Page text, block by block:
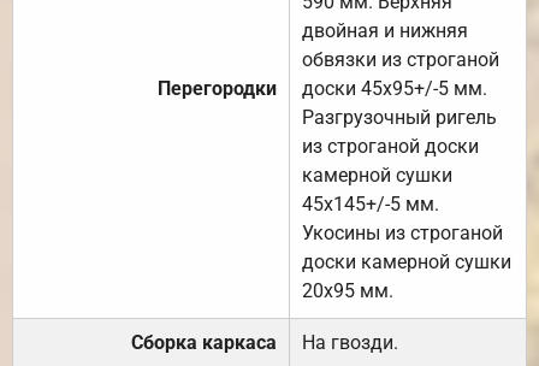
Перегородки
двойная и нижняя
обвязки из строганой
доски 45х95+/-5 мм.
Разгрузочный ригель
из строганой доски
камерной сушки
45х145+/-5 мм.
Укосины из строганой
доски камерной сушки
20х95 мм.
Сборка каркаса На гвозди.